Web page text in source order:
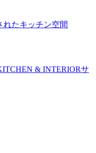
れたキッチン空間
& INTERIORサ